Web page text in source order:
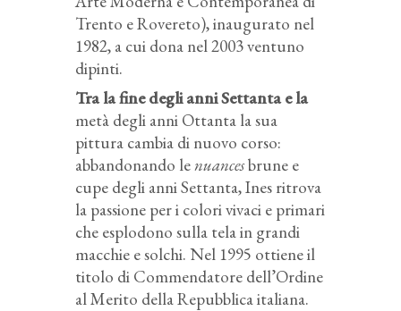
Trento e Rovereto), inaugurato nel
1982, a cui dona nel 2003 ventuno
dipinti.
Tra la fine degli anni Settanta e la
metà degli anni Ottanta la sua
pittura cambia di nuovo corso:
abbandonando lenuancesbrune e
cupe degli anni Settanta, Ines ritrova
la passione per i colori vivaci e primari
che esplodono sulla tela in grandi
macchie e solchi. Nel 1995 ottiene il
titolo di Commendatore dell’Ordine
al Merito della Repubblica italiana.